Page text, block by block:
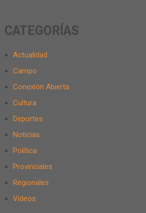
CATEGORÍAS
Actualidad
Campo
Conexión Abierta
Cultura
Deportes
Noticias
Política
Provinciales
Regionales
Videos